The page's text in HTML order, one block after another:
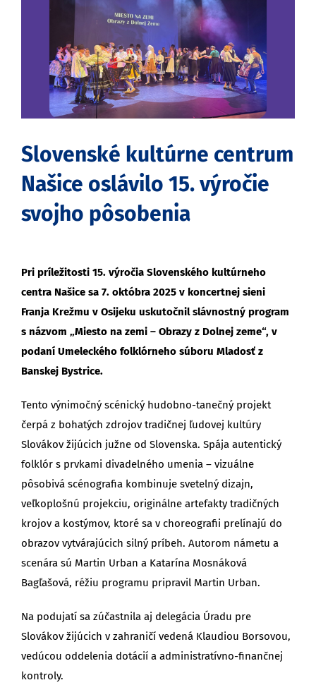
obrázok
Slovenské kultúrne centrum
Našice oslávilo 15. výročie
svojho pôsobenia
Pri príležitosti 15. výročia Slovenského kultúrneho
centra Našice sa 7. októbra 2025 v koncertnej sieni
Franja Krežmu v Osijeku uskutočnil slávnostný program
s názvom „Miesto na zemi – Obrazy z Dolnej zeme“, v
podaní Umeleckého folklórneho súboru Mladosť z
Banskej Bystrice.
Tento výnimočný scénický hudobno-tanečný projekt
čerpá z bohatých zdrojov tradičnej ľudovej kultúry
Slovákov žijúcich južne od Slovenska. Spája autentický
folklór s prvkami divadelného umenia – vizuálne
pôsobivá scénografia kombinuje svetelný dizajn,
veľkoplošnú projekciu, originálne artefakty tradičných
krojov a kostýmov, ktoré sa v choreografii prelínajú do
obrazov vytvárajúcich silný príbeh. Autorom námetu a
scenára sú Martin Urban a Katarína Mosnáková
Bagľašová, réžiu programu pripravil Martin Urban.
Na podujatí sa zúčastnila aj delegácia Úradu pre
Slovákov žijúcich v zahraničí vedená Klaudiou Borsovou,
vedúcou oddelenia dotácií a administratívno-finančnej
kontroly.